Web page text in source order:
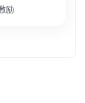
励